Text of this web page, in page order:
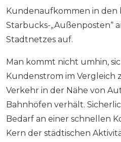
Kundenaufkommen in den
Starbucks-„Außenposten“
Stadtnetzes auf.
Man kommt nicht umhin,
Kundenstrom im Vergleich
Verkehr in der Nähe von
Bahnhöfen verhält.
Bedarf an einer schnellen
Kern der städtischen